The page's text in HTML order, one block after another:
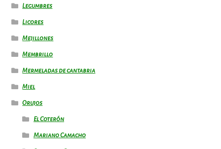
Legumbres
Licores
Mejillones
Membrillo
Mermeladas de cantabria
Miel
Orujos
El Coterón
Mariano Camacho